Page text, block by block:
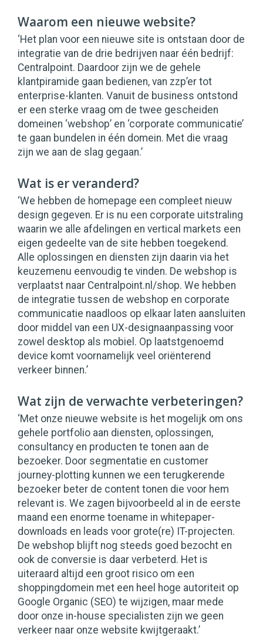
Waarom een nieuwe website?
‘Het plan voor een nieuwe site is ontstaan door de
integratie van de drie bedrijven naar één bedrijf:
Centralpoint. Daardoor zijn we de gehele
klantpiramide gaan bedienen, van zzp’er tot
enterprise-klanten. Vanuit de business ontstond
er een sterke vraag om de twee gescheiden
domeinen ‘webshop’ en ‘corporate communicatie’
te gaan bundelen in één domein. Met die vraag
zijn we aan de slag gegaan.’
Wat is er veranderd?
‘We hebben de homepage een compleet nieuw
design gegeven. Er is nu een corporate uitstraling
waarin we alle afdelingen en vertical markets een
eigen gedeelte van de site hebben toegekend.
Alle oplossingen en diensten zijn daarin via het
keuzemenu eenvoudig te vinden. De webshop is
verplaatst naar Centralpoint.nl/shop. We hebben
de integratie tussen de webshop en corporate
communicatie naadloos op elkaar laten aansluiten
door middel van een UX-designaanpassing voor
zowel desktop als mobiel. Op laatstgenoemd
device komt voornamelijk veel oriënterend
verkeer binnen.’
Wat zijn de verwachte verbeteringen?
‘Met onze nieuwe website is het mogelijk om ons
gehele portfolio aan diensten, oplossingen,
consultancy en producten te tonen aan de
bezoeker. Door segmentatie en customer
journey-plotting kunnen we een terugkerende
bezoeker beter de content tonen die voor hem
relevant is. We zagen bijvoorbeeld al in de eerste
maand een enorme toename in whitepaper-
downloads en leads voor grote(re) IT-projecten.
De webshop blijft nog steeds goed bezocht en
ook de conversie is daar verbeterd. Het is
uiteraard altijd een groot risico om een
shoppingdomein met een heel hoge autoriteit op
Google Organic (SEO) te wijzigen, maar mede
door onze in-house specialisten zijn we geen
verkeer naar onze website kwijtgeraakt.’